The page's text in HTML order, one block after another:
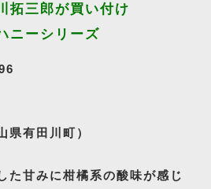
拓三郎が買い付け
ニーシリーズ
県有田川町）
た甘みに柑橘系の酸味が感じ